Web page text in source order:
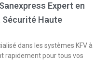
Expert en
Sécurité Haute
dans les systèmes KFV à
rapidement pour tous vos